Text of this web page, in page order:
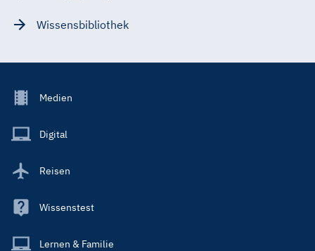
Wissensbibliothek
Footer
Main
Medien
Digital
Reisen
Wissenstest
Lernen & Familie